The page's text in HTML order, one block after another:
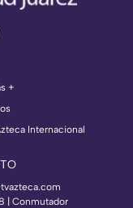
+
Internacional
| Conmutador